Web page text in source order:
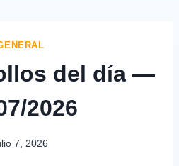
del día —
2026
7, 2026